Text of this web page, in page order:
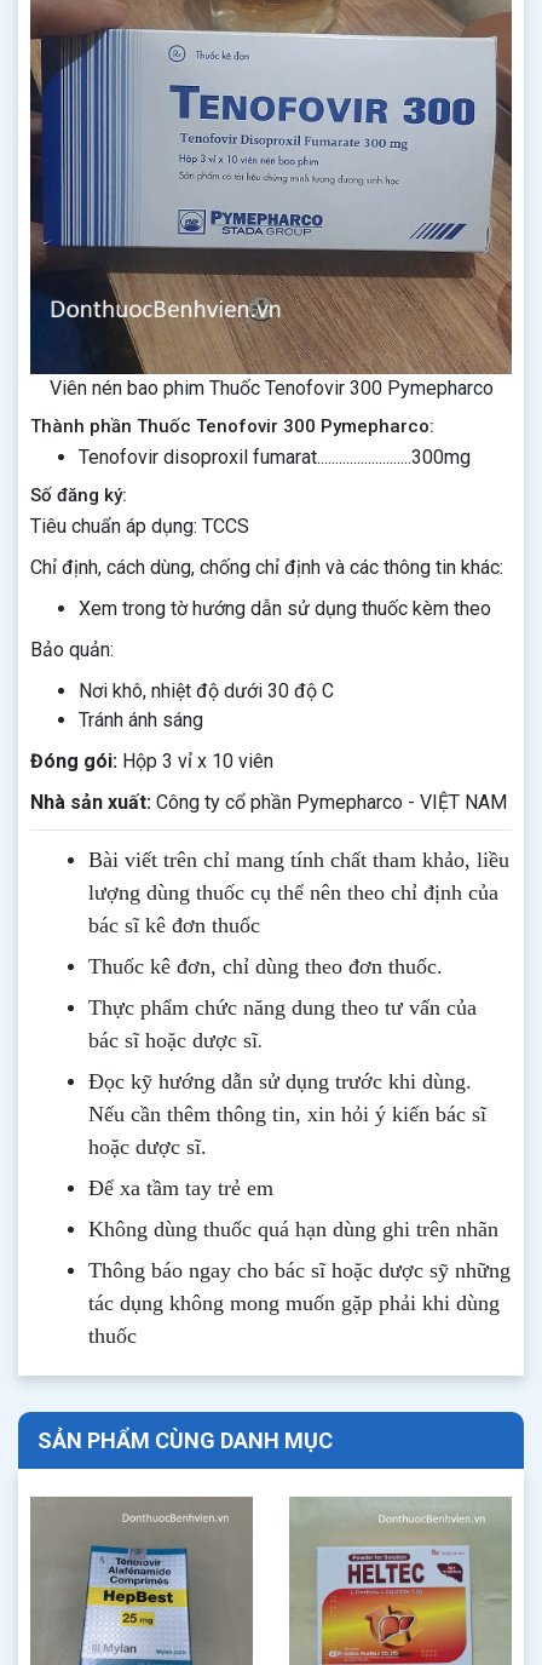
Viên nén bao phim Thuốc Tenofovir 300 Pymepharco
Thành phần Thuốc Tenofovir 300 Pymepharco:
Tenofovir disoproxil fumarat..........................300mg
Số đăng ký:
Tiêu chuẩn áp dụng: TCCS
Chỉ định, cách dùng, chống chỉ định và các thông tin khác:
Xem trong tờ hướng dẫn sử dụng thuốc kèm theo
Bảo quản:
Nơi khô, nhiệt độ dưới 30 độ C
Tránh ánh sáng
Đóng gói: Hộp 3 vỉ x 10 viên
Nhà sản xuất: Công ty cổ phần Pymepharco - VIỆT NAM
Bài viết trên chỉ mang tính chất tham khảo, liều
lượng dùng thuốc cụ thể nên theo chỉ định của
bác sĩ kê đơn thuốc
Thuốc kê đơn, chỉ dùng theo đơn thuốc.
Thực phẩm chức năng dung theo tư vấn của
bác sĩ hoặc dược sĩ.
Đọc kỹ hướng dẫn sử dụng trước khi dùng.
Nếu cần thêm thông tin, xin hỏi ý kiến bác sĩ
hoặc dược sĩ.
Để xa tầm tay trẻ em
Không dùng thuốc quá hạn dùng ghi trên nhãn
Thông báo ngay cho bác sĩ hoặc dược sỹ những
tác dụng không mong muốn gặp phải khi dùng
thuốc
SẢN PHẨM CÙNG DANH MỤC